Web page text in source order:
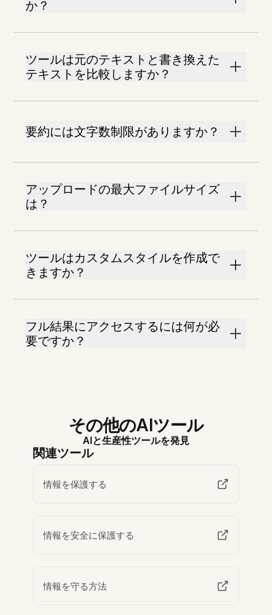
か？
ツールは元のテキストと書き換えた
テキストを比較しますか？
要約には文字数制限がありますか？
アップロードの最大ファイルサイズ
は？
ツールはカスタムスタイルを作成で
きますか？
フル結果にアクセスするには何が必
要ですか？
その他のAIツール
AIと生産性ツールを発見
関連ツール
情報を保護する
情報を安全に保護する
情報を守る方法